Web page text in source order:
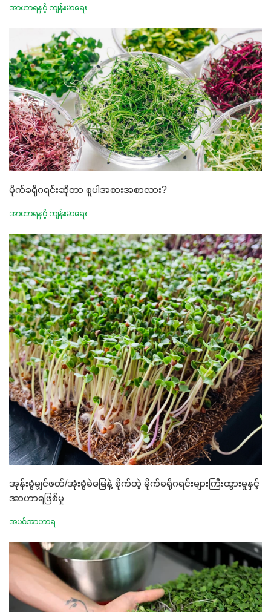
အာဟာရနှင့် ကျန်းမာရေး
မိုက်ခရိုဂရင်းဆိုတာ စူပါအစားအစာလား?
အာဟာရနှင့် ကျန်းမာရေး
အုန်းခွံမျှင်ဖတ်/အုံးခွံခဲမြေနဲ့ စိုက်တဲ့ မိုက်ခရိုဂရင်းများကြီးထွားမှုနှင့်
အာဟာရဖြစ်မှု
အပင်အာဟာရ